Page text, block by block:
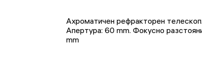
Ахроматичен рефракторен телескоп.
Апертура: 60 mm. Фокусно
mm